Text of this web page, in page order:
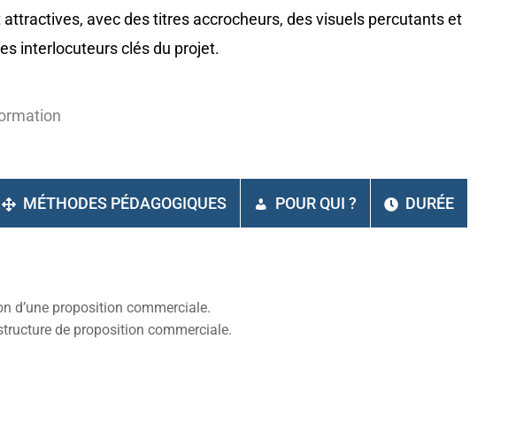
avec des titres accrocheurs, des visuels percutants et
interlocuteurs clés du projet.
MÉTHODES PÉDAGOGIQUES POUR QUI ? DURÉE
d’une proposition commerciale.
de proposition commerciale.